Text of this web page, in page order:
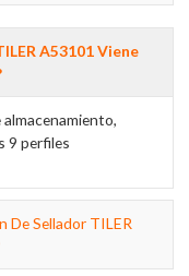
A53101 Viene
9 perfiles
De Sellador TILER